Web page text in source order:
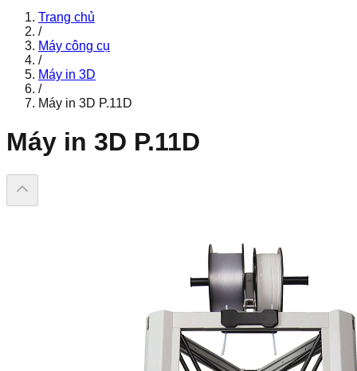
Trang chủ
/
Máy công cụ
/
Máy in 3D
/
Máy in 3D P.11D
Máy in 3D P.11D